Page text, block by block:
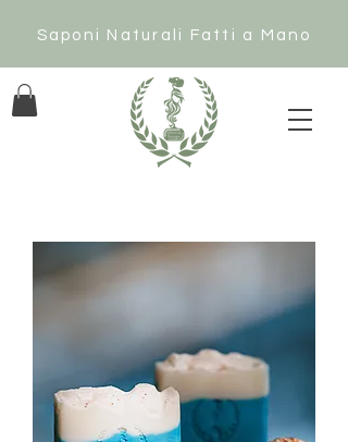
Saponi Naturali Fatti a Mano